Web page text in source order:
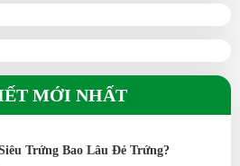
MỚI NHẤT
Trứng Bao Lâu Đẻ Trứng?